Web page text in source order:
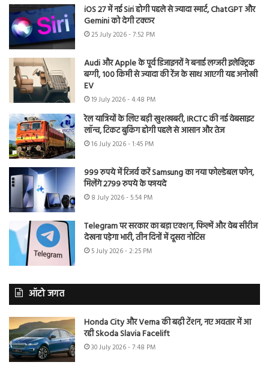
iOS 27 में नई Siri होगी पहले से ज्यादा स्मार्ट, ChatGPT और
Gemini को देगी टक्कर
25 July 2026 - 7:52 PM
Audi और Apple के पूर्व डिजाइनरों ने बनाई लग्जरी इलेक्ट्रिक
बग्गी, 100 किमी से ज्यादा की रेंज के साथ आएगी यह अनोखी
EV
19 July 2026 - 4:48 PM
रेल यात्रियों के लिए बड़ी खुशखबरी, IRCTC की नई वेबसाइट
लॉन्च, टिकट बुकिंग होगी पहले से आसान और तेज
16 July 2026 - 1:45 PM
999 रुपये में रिजर्व करें Samsung का नया फोल्डेबल फोन,
मिलेंगे 2799 रुपये के फायदे
8 July 2026 - 5:54 PM
Telegram पर सरकार का बड़ा एक्शन, फिल्में और वेब सीरीज
देखना पड़ेगा भारी, तीन दिनों में दूसरा नोटिस
5 July 2026 - 2:25 PM
ऑटो जगत
Honda City और Verna की बढ़ी टेंशन, नए अवतार में आ
रही Skoda Slavia Facelift
30 July 2026 - 7:48 PM